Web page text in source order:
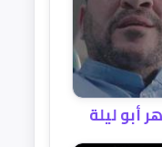
أبو ليلة